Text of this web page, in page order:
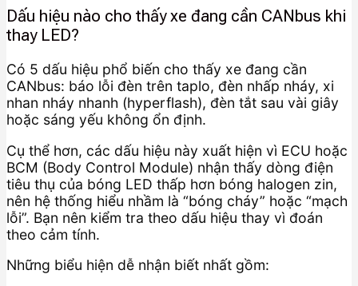
Dấu hiệu nào cho thấy xe đang cần CANbus khi
thay LED?
Có 5 dấu hiệu phổ biến cho thấy xe đang cần
CANbus: báo lỗi đèn trên taplo, đèn nhấp nháy, xi
nhan nháy nhanh (hyperflash), đèn tắt sau vài giây
hoặc sáng yếu không ổn định.
Cụ thể hơn, các dấu hiệu này xuất hiện vì ECU hoặc
BCM (Body Control Module) nhận thấy dòng điện
tiêu thụ của bóng LED thấp hơn bóng halogen zin,
nên hệ thống hiểu nhầm là “bóng cháy” hoặc “mạch
lỗi”. Bạn nên kiểm tra theo dấu hiệu thay vì đoán
theo cảm tính.
Những biểu hiện dễ nhận biết nhất gồm: